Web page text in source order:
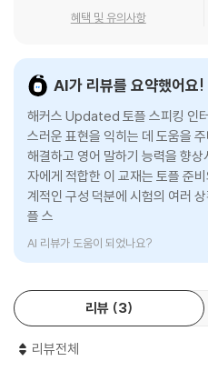
1) 답안 작성 능력 향상
- 최신 시험 경향과 TASK별 요구 사
략’을 학습하여 실제 시험에서 바로
적으로 익힐 수 있습니다.
- 빈출 주제별 답변 아이디어와 표
문제)’와 ‘Task Test’를 통해 답안
습니다.
실제 시험과 동일한 구성 및 난이도
3. [브레인스토밍 예시+모범 답변+
세한 정확한 문제 이해와 실력 향상!
1) 모든 문제에 대해 수록된 ‘브레인
혜택 및 유의사항
AI가 리뷰를 요약했어요!
해커스 Updated 토플 스피킹 인
스러운 표현을 익히는 데 도움을
해결하고 영어 말하기 능력을 향
자에게 적합한 이 교재는 토플 준
계적인 구성 덕분에 시험의 여러
플 스피킹을 접하는 학습자에게 적
AI 리뷰가 도움이 되었나요?
리뷰 3
리뷰전체